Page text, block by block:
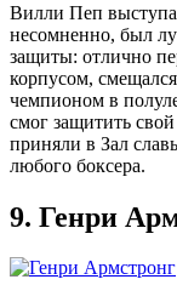
Вилли Пеп
несомненно, был
защиты: отлично
корпусом,
чемпионом в
смог защитить
приняли в Зал
любого боксера.
9. Генри